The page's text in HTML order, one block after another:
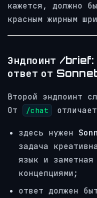
кажется, должно
красным жирным
Эндпоинт /brief:
ответ от
Второй эндпоинт
От
/chat
здесь нужен
задача
язык и заметная
концепциями;
ответ должен